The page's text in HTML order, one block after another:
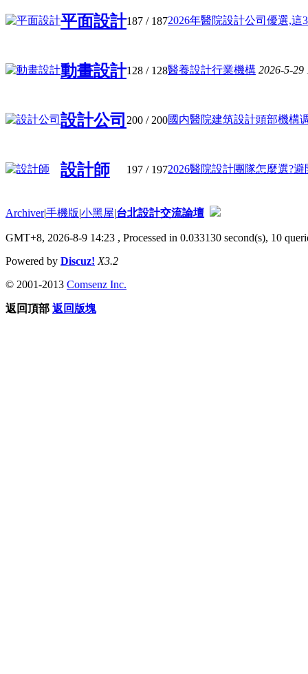
平面設計187 / 1872026年醫院設計公司優選,這
動畫設計128 / 128醫養設計行業機構 2026-5-
設計公司 200 / 200國内醫院建筑設計頭部機構
設計師 197 / 1972026醫院設計團隊怎麼選?避
Archiver|手機版|小黑屋|台北設計交流論壇
GMT+8, 2026-8-9 14:23 , Processed in 0.033130 second(s), 10
Powered by Discuz! X3.2
© 2001-2013 Comsenz Inc.
返回頂部 返回版塊